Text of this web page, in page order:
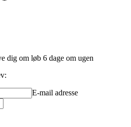
dig om løb 6 dage om ugen
E-mail adresse